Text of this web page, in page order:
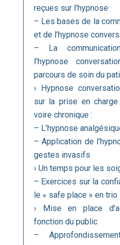
reçues sur l’hypnose
– Les bases de la
et de l’hypnose
– La
l’hypnose
parcours de soin du
› Hypnose
sur la prise en
voire chronique :
– L’hypnose
– Application de
gestes invasifs
› Un temps pour les
– Exercices sur la
le « safe place » en trio
› Mise en place
fonction du public
–